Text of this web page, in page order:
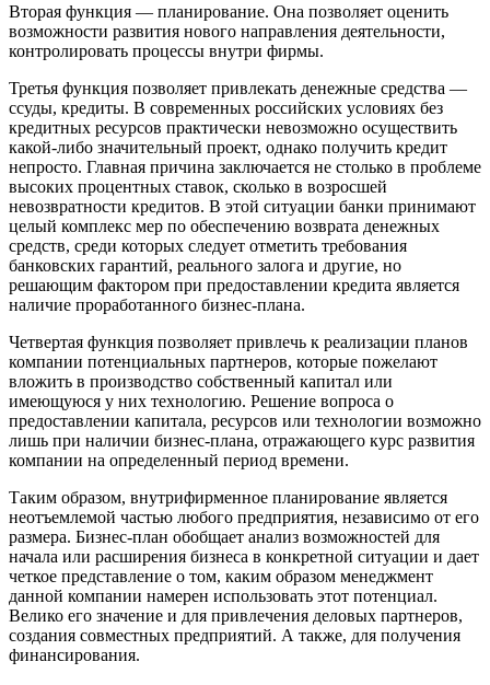
Вторая функция — планирование. Она позволяет оценить
возможности развития нового направления деятельности,
контролировать процессы внутри фирмы.
Третья функция позволяет привлекать денежные средства —
ссуды, кредиты. В современных российских условиях без
кредитных ресурсов практически невозможно осуществить
какой-либо значительный проект, однако получить кредит
непросто. Главная причина заключается не столько в проблеме
высоких процентных ставок, сколько в возросшей
невозвратности кредитов. В этой ситуации банки принимают
целый комплекс мер по обеспечению возврата денежных
средств, среди которых следует отметить требования
банковских гарантий, реального залога и другие, но
решающим фактором при предоставлении кредита является
наличие проработанного бизнес-плана.
Четвертая функция позволяет привлечь к реализации планов
компании потенциальных партнеров, которые пожелают
вложить в производство собственный капитал или
имеющуюся у них технологию. Решение вопроса о
предоставлении капитала, ресурсов или технологии возможно
лишь при наличии бизнес-плана, отражающего курс развития
компании на определенный период времени.
Таким образом, внутрифирменное планирование является
неотъемлемой частью любого предприятия, независимо от его
размера. Бизнес-план обобщает анализ возможностей для
начала или расширения бизнеса в конкретной ситуации и дает
четкое представление о том, каким образом менеджмент
данной компании намерен использовать этот потенциал.
Велико его значение и для привлечения деловых партнеров,
создания совместных предприятий. А также, для получения
финансирования.